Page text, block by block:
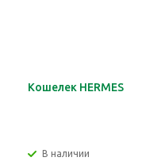
Кошелек HERMES
В наличии